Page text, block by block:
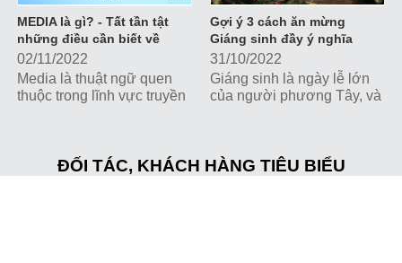
MEDIA là gì? - Tất tần tật
những điều cần biết về
Media
02/11/2022
Media là thuật ngữ quen
thuộc trong lĩnh vực truyền
Hãy cùng Wonder Media
tìm hiểu những kiến thức
Gợi ý 3 cách ăn mừng
Giáng sinh đầy ý nghĩa
31/10/2022
Giáng sinh là ngày lễ lớn
của người phương Tây, và
Cùng Wonder Media khám
phá những ý tưởng ăn
ĐỐI TÁC, KHÁCH HÀNG TIÊU BIỂU